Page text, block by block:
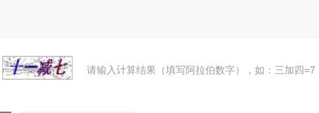
请输入计算结果（填写阿拉伯数字），如：三加四=7